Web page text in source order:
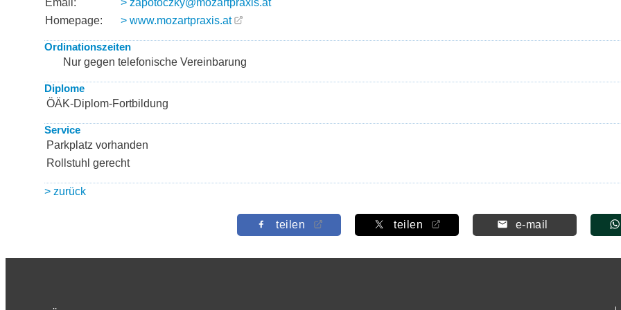
Email:
> zapotoczky@mozartpraxis.at
Homepage:
> www.mozartpraxis.at
Ordinationszeiten
Nur gegen telefonische Vereinbarung
Diplome
ÖÄK-Diplom-Fortbildung
Service
Parkplatz vorhanden
Rollstuhl gerecht
> zurück
teilen teilen e-mail